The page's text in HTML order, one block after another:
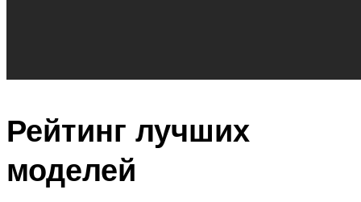
Рейтинг лучших
моделей